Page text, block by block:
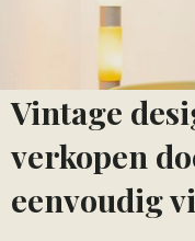
Vintage
verkopen
eenvoudig